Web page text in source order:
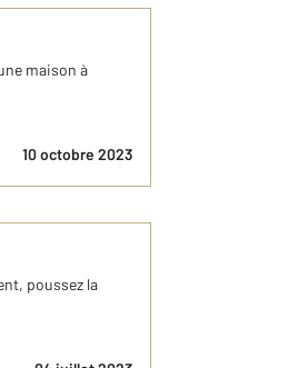
maison à
10 octobre 2023
poussez la